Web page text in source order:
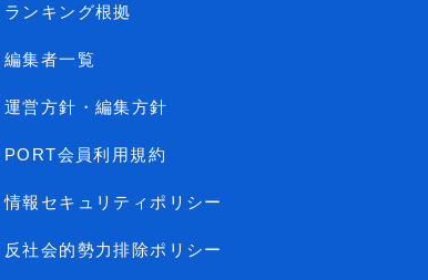
ランキング根拠
編集者一覧
運営方針・編集方針
PORT会員利用規約
情報セキュリティポリシー
反社会的勢力排除ポリシー